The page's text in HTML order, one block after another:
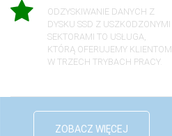
ODZYSKIWANIE DANYCH Z
DYSKU SSD Z USZKODZONYMI
SEKTORAMI TO USŁUGA,
KTÓRĄ OFERUJEMY KLIENTOM
W TRZECH TRYBACH PRACY.
ZOBACZ WIĘCEJ